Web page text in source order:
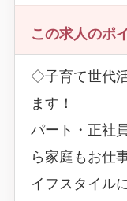
この求人のポ
◇子育て世代
ます！
パート・正社
ら家庭もお仕
イフスタイル